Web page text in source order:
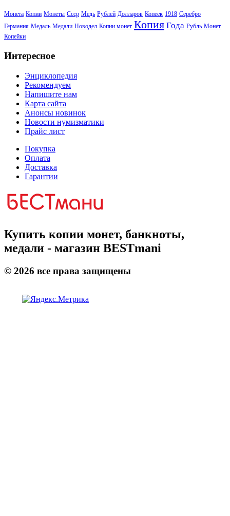
Монета Копии Монеты Ссср Медь Рублей Долларов Копеек 1918 Серебро
Германия Медаль Медали Новодел Копии монет Копия Года Рубль Монет
Копейки
Интересное
Энциклопедия
Рекомендуем
Напишите нам
Карта сайта
Анонсы новинок
Новости нумизматики
Прайс лист
Покупка
Оплата
Доставка
Гарантии
Купить копии монет, банкноты,
медали - магазин BESTmani
© 2026 все права защищены